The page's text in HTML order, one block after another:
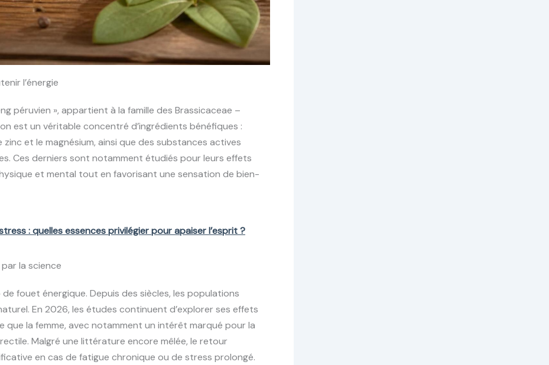
l’énergie
péruvien », appartient à la famille des Brassicaceae –
est un véritable concentré d’ingrédients bénéfiques :
zinc et le magnésium, ainsi que des substances actives
Ces derniers sont notamment étudiés pour leurs effets
et mental tout en favorisant une sensation de bien-
: quelles essences privilégier pour apaiser l’esprit ?
la science
fouet énergique. Depuis des siècles, les populations
En 2026, les études continuent d’explorer ses effets
que la femme, avec notamment un intérêt marqué pour la
Malgré une littérature encore mêlée, le retour
en cas de fatigue chronique ou de stress prolongé.